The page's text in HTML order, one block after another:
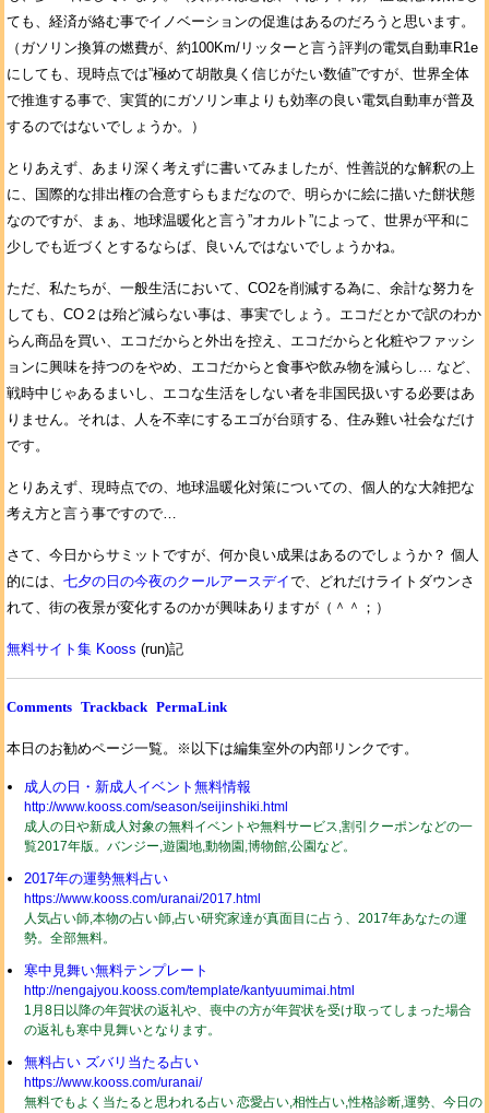
ても、経済が絡む事でイノベーションの促進はあるのだろうと思います。
（ガソリン換算の燃費が、約100Km/リッターと言う評判の電気自動車R1e
にしても、現時点では”極めて胡散臭く信じがたい数値”ですが、世界全体
で推進する事で、実質的にガソリン車よりも効率の良い電気自動車が普及
するのではないでしょうか。）
とりあえず、あまり深く考えずに書いてみましたが、性善説的な解釈の上
に、国際的な排出権の合意すらもまだなので、明らかに絵に描いた餅状態
なのですが、まぁ、地球温暖化と言う”オカルト”によって、世界が平和に
少しでも近づくとするならば、良いんではないでしょうかね。
ただ、私たちが、一般生活において、CO2を削減する為に、余計な努力を
しても、CO２は殆ど減らない事は、事実でしょう。エコだとかで訳のわか
らん商品を買い、エコだからと外出を控え、エコだからと化粧やファッシ
ョンに興味を持つのをやめ、エコだからと食事や飲み物を減らし… など、
戦時中じゃあるまいし、エコな生活をしない者を非国民扱いする必要はあ
りません。それは、人を不幸にするエゴが台頭する、住み難い社会なだけ
です。
とりあえず、現時点での、地球温暖化対策についての、個人的な大雑把な
考え方と言う事ですので…
さて、今日からサミットですが、何か良い成果はあるのでしょうか？ 個人
的には、 七夕の日の今夜のクールアースデイで、どれだけライトダウンさ
れて、街の夜景が変化するのかが興味ありますが（＾＾；）
無料サイト集 Kooss (run)記
Comments Trackback PermaLink
本日のお勧めページ一覧。※以下は編集室外の内部リンクです。
成人の日・新成人イベント無料情報
http://www.kooss.com/season/seijinshiki.html
成人の日や新成人対象の無料イベントや無料サービス,割引クーポンなどの一
覧2017年版。バンジー,遊園地,動物園,博物館,公園など。
2017年の運勢無料占い
https://www.kooss.com/uranai/2017.html
人気占い師,本物の占い師,占い研究家達が真面目に占う、2017年あなたの運
勢。全部無料。
寒中見舞い無料テンプレート
http://nengajyou.kooss.com/template/kantyuumimai.html
1月8日以降の年賀状の返礼や、喪中の方が年賀状を受け取ってしまった場合
の返礼も寒中見舞いとなります。
無料占い ズバリ当たる占い
https://www.kooss.com/uranai/
無料でもよく当たると思われる占い 恋愛占い,相性占い,性格診断,運勢、今日の